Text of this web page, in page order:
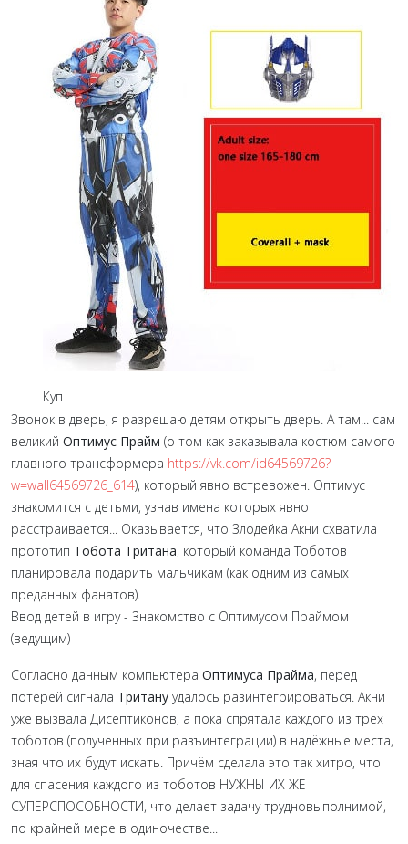
Куп
Звонок в дверь, я разрешаю детям открыть дверь. А там... сам
великий Оптимус Прайм (о том как заказывала костюм самого
главного трансформера https://vk.com/id64569726?
w=wall64569726_614), который явно встревожен. Оптимус
знакомится с детьми, узнав имена которых явно
расстраивается... Оказывается, что Злодейка Акни схватила
прототип Тобота Тритана, который команда Тоботов
планировала подарить мальчикам (как одним из самых
преданных фанатов).
Ввод детей в игру - Знакомство с Оптимусом Праймом
(ведущим)
Согласно данным компьютера Оптимуса Прайма, перед
потерей сигнала Тритану удалось разинтегрироваться. Акни
уже вызвала Дисептиконов, а пока спрятала каждого из трех
тоботов (полученных при разъинтеграции) в надёжные места,
зная что их будут искать. Причём сделала это так хитро, что
для спасения каждого из тоботов НУЖНЫ ИХ ЖЕ
СУПЕРСПОСОБНОСТИ, что делает задачу трудновыполнимой,
по крайней мере в одиночестве...